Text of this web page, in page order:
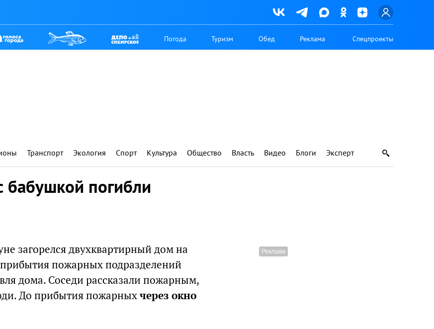
Погода Туризм Обед Реклама Спецпроекты
Транспорт Экология Спорт Культура Общество Власть Видео Блоги Эксперт
бабушкой погибли
загорелся двухквартирный дом на
пожарных подразделений
дома. Соседи рассказали пожарным,
До прибытия пожарныхчерез окно